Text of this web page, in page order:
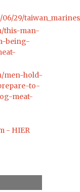
29/
this-man-
being-
men-hold-
to-
meat-
- HIER